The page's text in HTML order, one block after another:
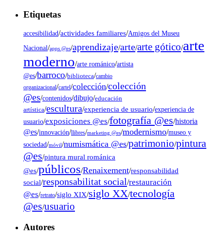
Etiquetas
accesibilidad/actividades familiares/Amigos del Museu
Nacional/apps @es/aprendizaje/arte/arte gótico/arte
moderno/arte románico/artista
@es/barroco/biblioteca/cambio
organizacional/cartel/colección/colección
@es/contenidos/dibujo/educación
artística/escultura/experiencia de usuario/experiencia de
usuario/exposiciones @es/fotografía @es/historia
@es/innovación/llibres/marketing @es/modernismo/museo y
sociedad/móvil/numismática @es/patrimonio/pintura
@es/pintura mural románica
@es/públicos/Renaixement/responsabilidad
social/responsabilitat social/restauración
@es/retrato/siglo XIX/siglo XX/tecnología
@es/usuario
Autores